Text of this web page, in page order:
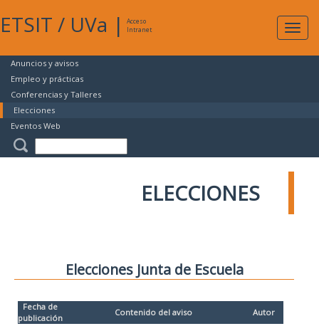
ETSIT / UVa |
Acceso
Intranet
Anuncios y avisos
Empleo y prácticas
Conferencias y Talleres
Elecciones
Eventos Web
ELECCIONES
Elecciones Junta de Escuela
Fecha de
publicación
Contenido del aviso Autor